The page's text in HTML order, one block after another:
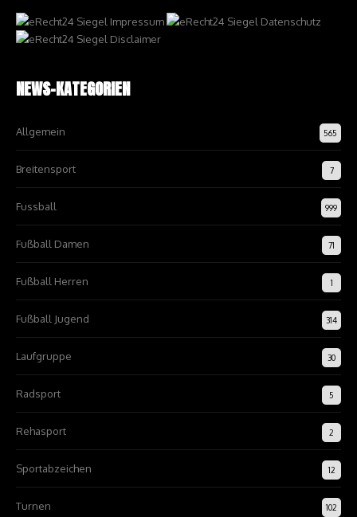
NEWS-KATEGORIEN
Allgemein 565
Breitensport 7
Fussball 999
Fußball Damen 71
Fußball Herren 1
Fußball Jugend 314
Laufgruppe 30
Radsport 5
Rehasport 2
Sportabzeichen 12
Turnen 102